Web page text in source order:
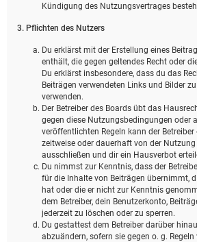
Kündigung des Nutzungsvertrages
3. Pflichten des Nutzers
Du erklärst mit der Erstellung eines
enthält, die gegen geltendes Recht oder
Du erklärst insbesondere, dass du das
Beiträgen verwendeten Links und Bilder
verwenden.
Der Betreiber des Boards übt das
gegen diese Nutzungsbedingungen oder
veröffentlichten Regeln kann der
zeitweise oder dauerhaft von der
ausschließen und dir ein Hausverbot
Du nimmst zur Kenntnis, dass der
für die Inhalte von Beiträgen übernimmt,
hat oder die er nicht zur Kenntnis
dem Betreiber, dein Benutzerkonto,
jederzeit zu löschen oder zu sperren.
Du gestattest dem Betreiber darüber
abzuändern, sofern sie gegen o. g.